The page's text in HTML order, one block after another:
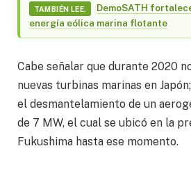
TAMBIÉN LEE.
DemoSATH
energía eólica marina flotante
Cabe señalar que durante 2020
nuevas turbinas marinas en
el desmantelamiento de un
de 7 MW, el cual se ubicó en la
Fukushima hasta ese momento.